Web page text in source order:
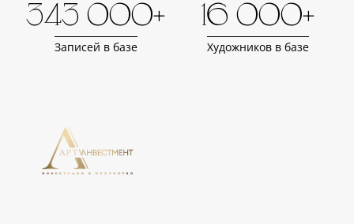
343 000+
Записей в базе
16 000+
Художников в базе